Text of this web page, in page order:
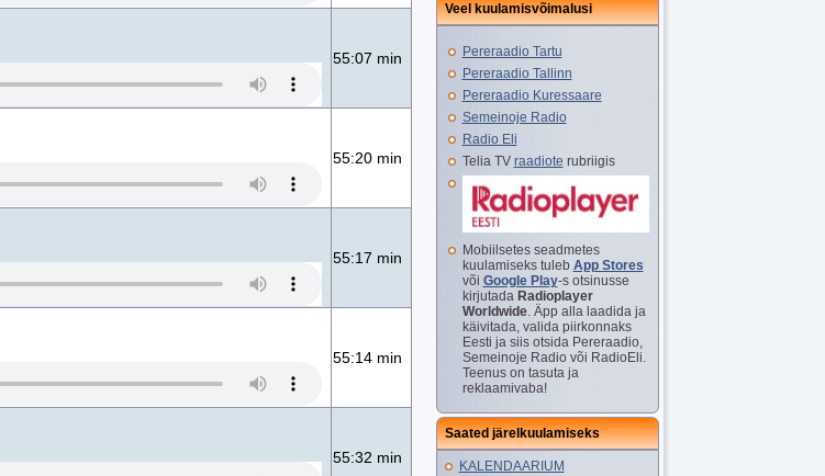
55:07 min
55:20 min
55:17 min
55:14 min
55:32 min
Veel kuulamisvõimalusi
Pereraadio Tartu
Pereraadio Tallinn
Pereraadio Kuressaare
Semeinoje Radio
Radio Eli
Telia TV raadiote rubriigis
Mobiilsetes seadmetes
kuulamiseks tuleb App Stores
või Google Play-s otsinusse
kirjutada Radioplayer
Worldwide. Äpp alla laadida ja
käivitada, valida piirkonnaks
Eesti ja siis otsida Pereraadio,
Semeinoje Radio või RadioEli.
Teenus on tasuta ja
reklaamivaba!
Saated järelkuulamiseks
KALENDAARIUM